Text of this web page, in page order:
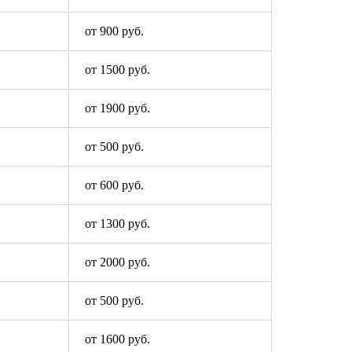
от 900 руб.
от 1500 руб.
от 1900 руб.
от 500 руб.
от 600 руб.
от 1300 руб.
от 2000 руб.
от 500 руб.
от 1600 руб.